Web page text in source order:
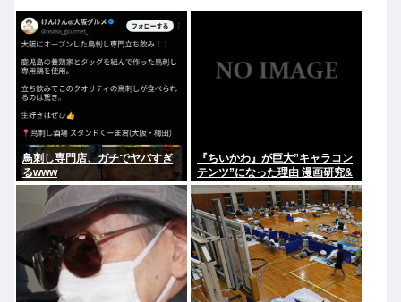
鳥刺し専門店、ガチでヤバすぎ
るwww
『ちいかわ』が巨大”キャラコン
テンツ”になった理由 漫画研究&
キャラクター論から紐解く